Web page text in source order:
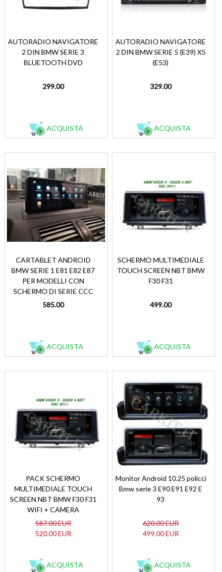
AUTORADIO NAVIGATORE
2 DIN BMW SERIE 3
BLUETOOTH DVD
299.00
ACQUISTA
AUTORADIO NAVIGATORE
2 DIN BMW SERIE 5 (E39) X5
(E53)
329.00
ACQUISTA
CARTABLET ANDROID
BMW SERIE 1 E81 E82 E87
PER MODELLI CON
SCHERMO DI SERIE CCC
585.00
ACQUISTA
SCHERMO MULTIMEDIALE
TOUCH SCREEN NBT BMW
F30 F31
499.00
ACQUISTA
PACK SCHERMO
MULTIMEDIALE TOUCH
SCREEN NBT BMW F30 F31
WIFI + CAMERA
587.00 EUR
520.00 EUR
ACQUISTA
Monitor Android 10.25 policci
Bmw serie 3 E90 E91 E92 E
93
620.00 EUR
499.00 EUR
ACQUISTA